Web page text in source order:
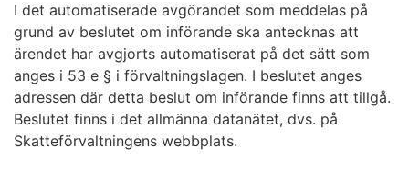
I det automatiserade avgörandet som meddelas på
grund av beslutet om införande ska antecknas att
ärendet har avgjorts automatiserat på det sätt som
anges i 53 e § i förvaltningslagen. I beslutet anges
adressen där detta beslut om införande finns att tillgå.
Beslutet finns i det allmänna datanätet, dvs. på
Skatteförvaltningens webbplats.